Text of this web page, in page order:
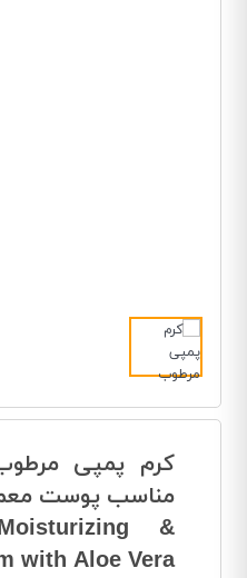
کرم پمپی
مناسب پوست
&
with Aloe Vera